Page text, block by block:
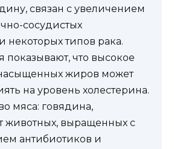
связан с увеличением
сосудистых
некоторых типов рака.
показывают, что высокое
жиров может
на уровень холестерина.
мяса: говядина,
животных, выращенных с
антибиотиков и